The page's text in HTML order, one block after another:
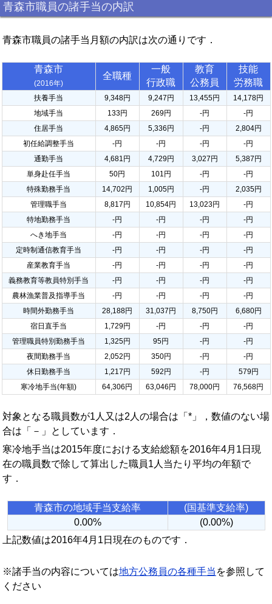
青森市職員の諸手当の内訳
青森市職員の諸手当月額の内訳は次の通りです．
青森市
(2016年)
全職種
一般
行政職
教育
公務員
技能
労務職
扶養手当 9,348円 9,247円 13,455円
14,178円
地域手当
133円 269円 -円
-円
住居手当
4,865円 5,336円 -円
2,804円
初任給調整手当
-円 -円 -円
-円
通勤手当
4,681円 4,729円 3,027円
5,387円
単身赴任手当
50円 101円 -円
-円
特殊勤務手当
14,702円 1,005円 -円
2,035円
管理職手当
8,817円 10,854円 13,023円
-円
特地勤務手当
-円 -円 -円
-円
へき地手当
-円 -円 -円
-円
定時制通信教育手当
-円 -円 -円
-円
産業教育手当
-円 -円 -円
-円
義務教育等教員特別手当
-円 -円 -円
-円
農林漁業普及指導手当
-円 -円 -円
-円
時間外勤務手当
28,188円 31,037円 8,750円
6,680円
宿日直手当
1,729円 -円 -円
-円
管理職員特別勤務手当
1,325円 95円 -円
-円
夜間勤務手当
2,052円 350円 -円
-円
休日勤務手当
1,217円 592円 -円
579円
寒冷地手当(年額)
64,306円 63,046円 78,000円 76,568円
対象となる職員数が1人又は2人の場合は「*」，数値のない場
合は「－」としています．
寒冷地手当は2015年度における支給総額を2016年4月1日現
在の職員数で除して算出した職員1人当たり平均の年額で
す．
青森市の地域手当支給率
(国基準支給率)
0.00%
(0.00%)
上記数値は2016年4月1日現在のものです．
※諸手当の内容については地方公務員の各種手当 を参照して
ください